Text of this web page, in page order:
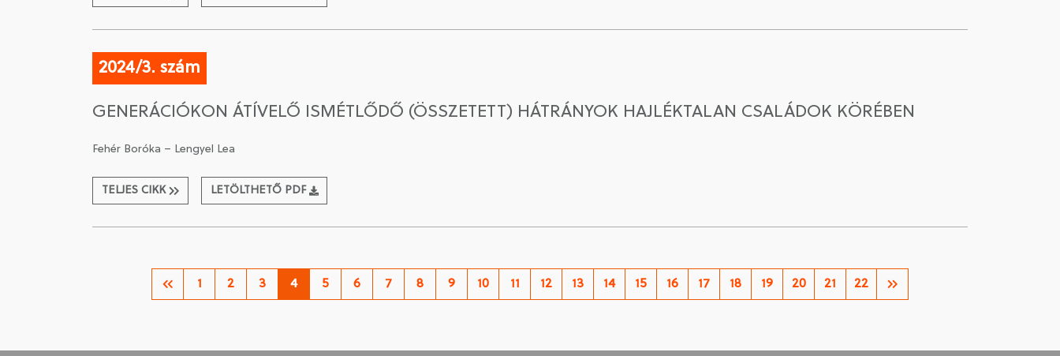
2024/3. szám
GENERÁCIÓKON ÁTÍVELŐ ISMÉTLŐDŐ (ÖSSZETETT) HÁTRÁNYOK HAJLÉKTALAN CSALÁDOK KÖRÉBEN
Fehér Boróka – Lengyel Lea
TELJES CIKK LETÖLTHETŐ PDF
1 2 3 4 5 6 7 8 9 10 11 12 13 14 15 16 17 18 19 20 21 22